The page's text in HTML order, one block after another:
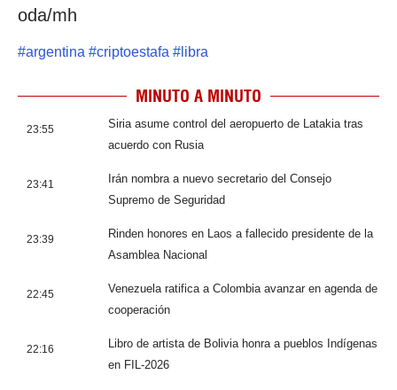
oda/mh
#argentina #criptoestafa # libra
MINUTO A MINUTO
23:55
Siria asume control del aeropuerto de Latakia tras
acuerdo con Rusia
23:41
Irán nombra a nuevo secretario del Consejo
Supremo de Seguridad
23:39
Rinden honores en Laos a fallecido presidente de la
Asamblea Nacional
22:45
Venezuela ratifica a Colombia avanzar en agenda de
cooperación
22:16
Libro de artista de Bolivia honra a pueblos Indígenas
en FIL-2026